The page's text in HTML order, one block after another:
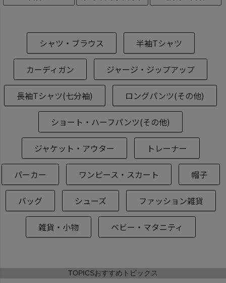
シャツ・ブラウス 半袖Tシャツ
カーディガン ジャージ・ジップアップ
長袖Tシャツ(七分袖) ロングパンツ(その他)
ショート・ハーフパンツ(その他)
ジャケット・アウター トレーナー
パーカー ワンピース・スカート 帽子
バッグ シューズ ファッション雑貨
雑貨・小物 ベビー・マタニティ
TOPICSおすすめトピックス